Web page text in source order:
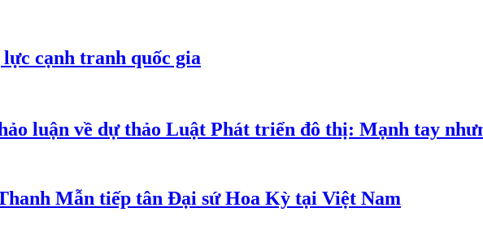
cạnh tranh quốc gia
luận về dự thảo Luật Phát triển đô thị: Mạnh tay
Mẫn tiếp tân Đại sứ Hoa Kỳ tại Việt Nam